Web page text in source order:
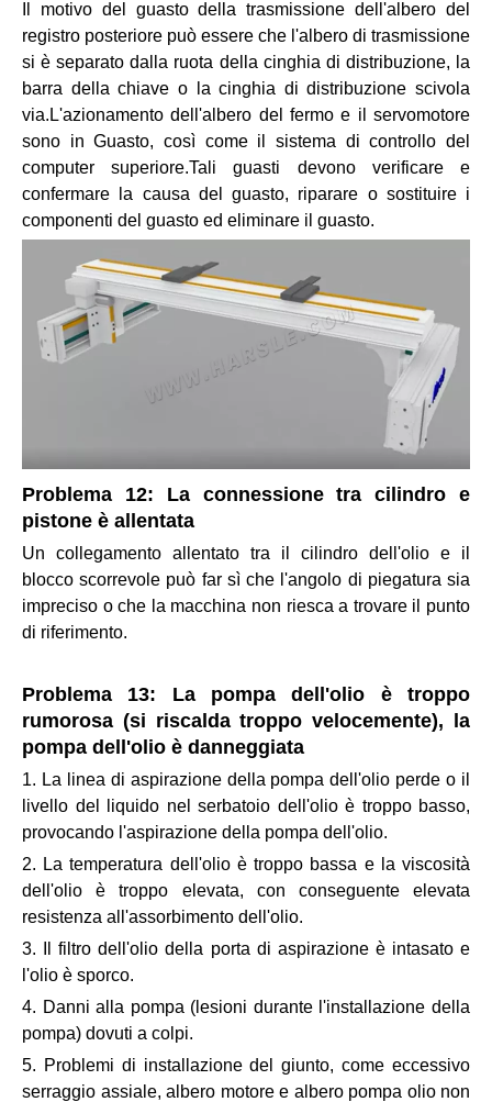
Il motivo del guasto della trasmissione dell'albero del
registro posteriore può essere che l'albero di trasmissione
si è separato dalla ruota della cinghia di distribuzione, la
barra della chiave o la cinghia di distribuzione scivola
via.L'azionamento dell'albero del fermo e il servomotore
sono in Guasto, così come il sistema di controllo del
computer superiore.Tali guasti devono verificare e
confermare la causa del guasto, riparare o sostituire i
componenti del guasto ed eliminare il guasto.
Problema 12: La connessione tra cilindro e
pistone è allentata
Un collegamento allentato tra il cilindro dell'olio e il
blocco scorrevole può far sì che l'angolo di piegatura sia
impreciso o che la macchina non riesca a trovare il punto
di riferimento.
Problema 13: La pompa dell'olio è troppo
rumorosa (si riscalda troppo velocemente), la
pompa dell'olio è danneggiata
1. La linea di aspirazione della pompa dell'olio perde o il
livello del liquido nel serbatoio dell'olio è troppo basso,
provocando l'aspirazione della pompa dell'olio.
2. La temperatura dell'olio è troppo bassa e la viscosità
dell'olio è troppo elevata, con conseguente elevata
resistenza all'assorbimento dell'olio.
3. Il filtro dell'olio della porta di aspirazione è intasato e
l'olio è sporco.
4. Danni alla pompa (lesioni durante l'installazione della
pompa) dovuti a colpi.
5. Problemi di installazione del giunto, come eccessivo
serraggio assiale, albero motore e albero pompa olio non